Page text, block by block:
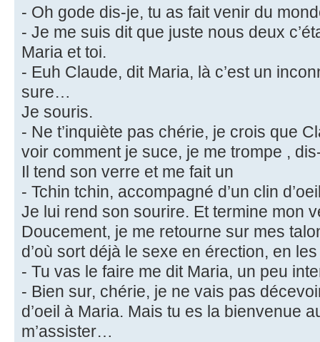
- Oh gode dis-je, tu as fait venir du
- Je me suis dit que juste nous deux
Maria et toi.
- Euh Claude, dit Maria, là c’est un
sure…
Je souris.
- Ne t’inquiète pas chérie, je crois que
voir comment je suce, je me trompe ,
Il tend son verre et me fait un
- Tchin tchin, accompagné d’un clin
Je lui rend son sourire. Et termine mon
Doucement, je me retourne sur mes
d’où sort déjà le sexe en érection, en
- Tu vas le faire me dit Maria, un peu
- Bien sur, chérie, je ne vais pas
d’oeil à Maria. Mais tu es la bienvenue
m’assister…